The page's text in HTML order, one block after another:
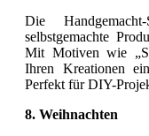
Die
selbstgemachte
Mit Motiven wie
Ihren Kreationen
Perfekt für DIY-
8. Weihnachten